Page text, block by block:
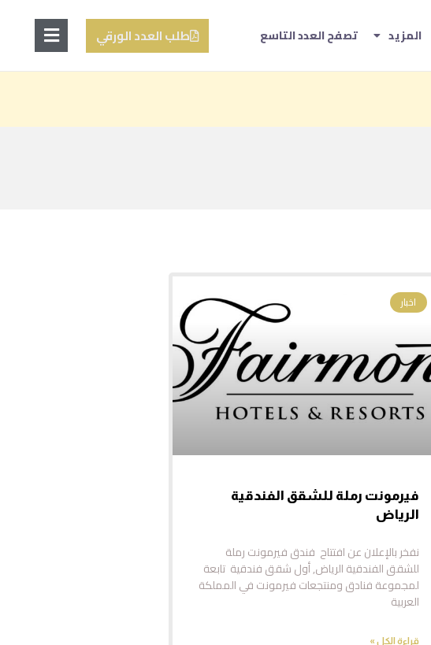
المزيد تصفح العدد التاسع طلب العدد الورقي
اخبار
فيرمونت رملة للشقق الفندقية
الرياض
نفخر بالإعلان عن افتتاح فندق فيرمونت رملة
للشقق الفندقية الرياض, أول شقق فندقية تابعة
لمجموعة فنادق ومنتجعات فيرمونت في المملكة
العربية
قراءة الكل »